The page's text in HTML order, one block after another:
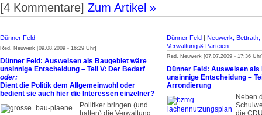
[4 Kommentare] Zum Artikel »
Dünner Feld
Red. Neuwerk [09.08.2009 - 16:29 Uhr]
Dünner Feld: Ausweisen als Baugebiet wäre
unsinnige Entscheidung – Teil V: Der Bedarf
oder:
Dient die Politik dem Allgemeinwohl oder
bedient sie auch hier die Interessen einzelner?
Politiker bringen (und
halten) die Verwaltung
Dünner Feld | Neuwerk, Bettrath,
Verwaltung & Parteien
Red. Neuwerk [07.07.2009 - 17:36
Dünner Feld: Ausweisen
unsinnige Entscheidung –
Arrondierung
Neben
die